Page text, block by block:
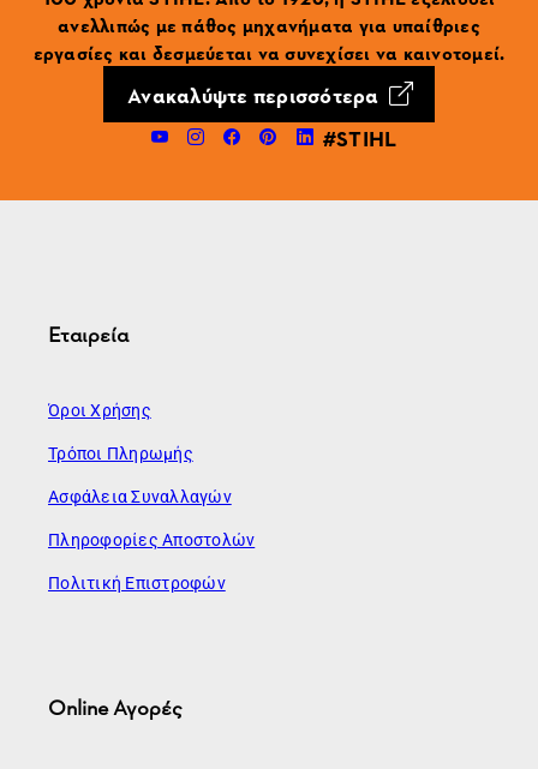
ανελλιπώς με πάθος μηχανήματα για υπαίθριες
εργασίες και δεσμεύεται να συνεχίσει να καινοτομεί.
Ανακαλύψτε περισσότερα
#STIHL
Εταιρεία
Όροι Χρήσης
Τρόποι Πληρωμής
Ασφάλεια Συναλλαγών
Πληροφορίες Αποστολών
Πολιτική Επιστροφών
Online Αγορές